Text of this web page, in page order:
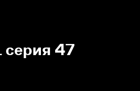
серия 47